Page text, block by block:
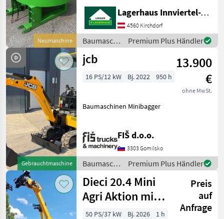
Neumaschine
Stapleraufnahme -
Auslaufschieber hinten und
rechts - Auslaufrutsche -
Sackaufreißer
Lagerhaus Innviertel-Traunviertel-Urfahr eGen, Kirchdorf
4560 Kirchdorf
Baumaschinen
/ Sonstige
Premium Plus Händler
Gebrauchtmaschine
jcb
13.900
€
ohne MwSt.
16 PS/12 kW Bj. 2022 950 h
Baumaschinen Minibagger
FIŠ d.o.o.
3303 Gomilsko
Baumaschinen
/ JCB
Premium Plus Händler
Dieci 20.4 Mini
Agri Aktion mit
Österreichpaket
Preis
auf
Anfrage
50 PS/37 kW Bj. 2026
1 h